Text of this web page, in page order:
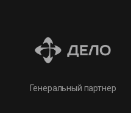
Генеральный партнер